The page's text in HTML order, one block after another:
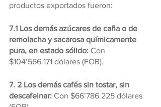
productos exportados fueron:
7.1 Los demás azúcares de caña o de
remolacha y sacarosa químicamente
pura, en estado sólido: Con
$104’566.171 dólares (FOB).
7. 2 Los demás cafés sin tostar, sin
descafeinar: Con $66’786.225 dólares